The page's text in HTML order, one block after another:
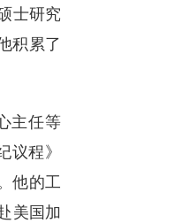
士研究
积累了
主任等
程》
他的工
美国加